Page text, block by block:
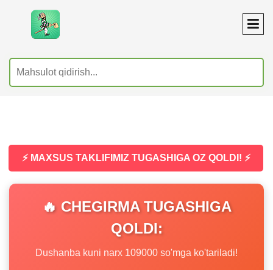
⚡ MAXSUS TAKLIFIMIZ TUGASHIGA OZ QOLDI! ⚡
🔥 CHEGIRMA TUGASHIGA
QOLDI:
Dushanba kuni narx 109000 so'mga ko'tariladi!